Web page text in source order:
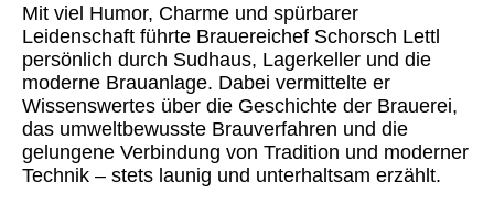
Mit viel Humor, Charme und spürbarer
Leidenschaft führte Brauereichef Schorsch Lettl
persönlich durch Sudhaus, Lagerkeller und die
moderne Brauanlage. Dabei vermittelte er
Wissenswertes über die Geschichte der Brauerei,
das umweltbewusste Brauverfahren und die
gelungene Verbindung von Tradition und moderner
Technik – stets launig und unterhaltsam erzählt.